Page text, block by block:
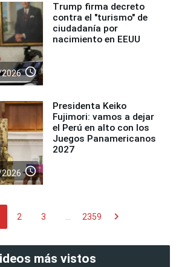
access_time
Trump firma decreto
contra el "turismo" de
ciudadanía por
nacimiento en EEUU
access_time
Presidenta Keiko
Fujimori: vamos a dejar
el Perú en alto con los
Juegos Panamericanos
2027
2 3 ... 2359 chevron_right
más vistos